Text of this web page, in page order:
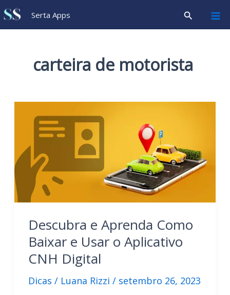
Ir
para
Serta Apps Pesquisar
carteira de motorista
Descubra e Aprenda Como
Baixar e Usar o Aplicativo
CNH Digital
Dicas / Luana Rizzi / setembro 26, 2023